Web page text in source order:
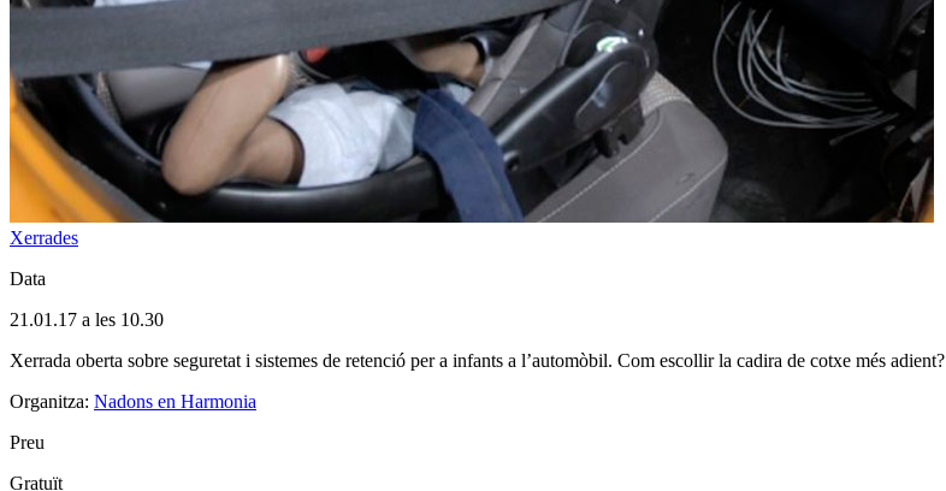
Xerrades
Data
21.01.17 a les 10.30
Xerrada oberta sobre seguretat i sistemes de retenció per a infants a l’automòbil. Com escollir la cadira de cotxe més adient?
Organitza: Nadons en Harmonia
Preu
Gratuït